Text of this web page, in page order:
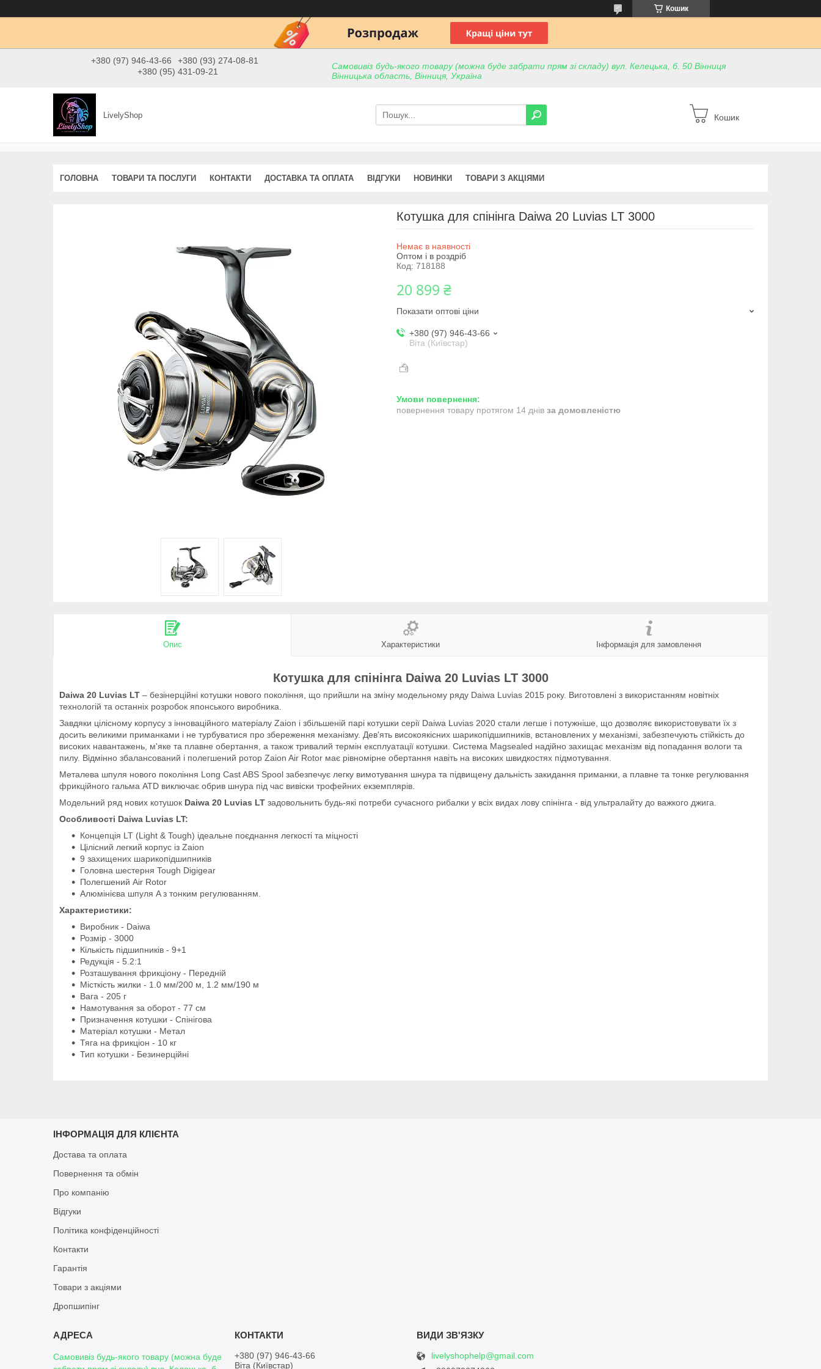
Кошик
+380 (97) 946-43-66
+380 (93) 274-08-81
+380 (95) 431-09-21
Самовивіз будь-якого товару (можна буде забрати прям зі складу) вул. Келецька, б. 50 Вінниця
Вінницька область, Вінниця, Україна
LivelyShop Кошик
ГОЛОВНА ТОВАРИ ТА ПОСЛУГИ КОНТАКТИ ДОСТАВКА ТА ОПЛАТА ВІДГУКИ НОВИНКИ ТОВАРИ З АКЦІЯМИ
Котушка для спінінга Daiwa 20 Luvias LT 3000
Немає в наявності
Оптом і в роздріб
Код: 718188
20 899 ₴
Показати оптові ціни
+380 (97) 946-43-66
Віта (Київстар)
повернення товару протягом 14 днів за домовленістю
Опис Характеристики Інформація для замовлення
Котушка для спінінга Daiwa 20 Luvias LT 3000
Daiwa 20 Luvias LT – безінерційні котушки нового покоління, що прийшли на зміну модельному ряду Daiwa Luvias 2015 року. Виготовлені з використанням новітніх
технологій та останніх розробок японського виробника.
Завдяки цілісному корпусу з інноваційного матеріалу Zaion і збільшеній парі котушки серії Daiwa Luvias 2020 стали легше і потужніше, що дозволяє використовувати їх з
досить великими приманками і не турбуватися про збереження механізму. Дев'ять високоякісних шарикопідшипників, встановлених у механізмі, забезпечують стійкість до
високих навантажень, м'яке та плавне обертання, а також тривалий термін експлуатації котушки. Система Magsealed надійно захищає механізм від попадання вологи та
пилу. Відмінно збалансований і полегшений ротор Zaion Air Rotor має рівномірне обертання навіть на високих швидкостях підмотування.
Металева шпуля нового покоління Long Cast ABS Spool забезпечує легку вимотування шнура та підвищену дальність закидання приманки, а плавне та тонке регулювання
фрикційного гальма ATD виключає обрив шнура під час вивіски трофейних екземплярів.
Модельний ряд нових котушок Daiwa 20 Luvias LT задовольнить будь-які потреби сучасного рибалки у всіх видах лову спінінга - від ультралайту до важкого джига.
Особливості Daiwa Luvias LT:
Концепція LT (Light & Tough) ідеальне поєднання легкості та міцності
Цілісний легкий корпус із Zaion
9 захищених шарикопідшипників
Головна шестерня Tough Digigear
Полегшений Air Rotor
Алюмінієва шпуля A з тонким регулюванням.
Характеристики:
Виробник - Daiwa
Розмір - 3000
Кількість підшипників - 9+1
Редукція - 5.2:1
Розташування фрикціону - Передній
Місткість жилки - 1.0 мм/200 м, 1.2 мм/190 м
Вага - 205 г
Намотування за оборот - 77 см
Призначення котушки - Спінігова
Матеріал котушки - Метал
Тяга на фрикціон - 10 кг
Тип котушки - Безинерційні
ІНФОРМАЦІЯ ДЛЯ КЛІЄНТА
Достава та оплата
Повернення та обмін
Про компанію
Відгуки
Політика конфіденційності
Контакти
Гарантія
Товари з акціями
Дропшипінг
Самовивіз будь-якого товару (можна буде
+380 (97) 946-43-66
Віта (Київстар)
livelyshophelp@gmail.com